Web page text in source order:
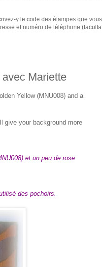
y le code des étampes que
et numéro de téléphone
Mariette
Yellow (MNU008) and a
give your background more
et un peu de rose
des pochoirs.